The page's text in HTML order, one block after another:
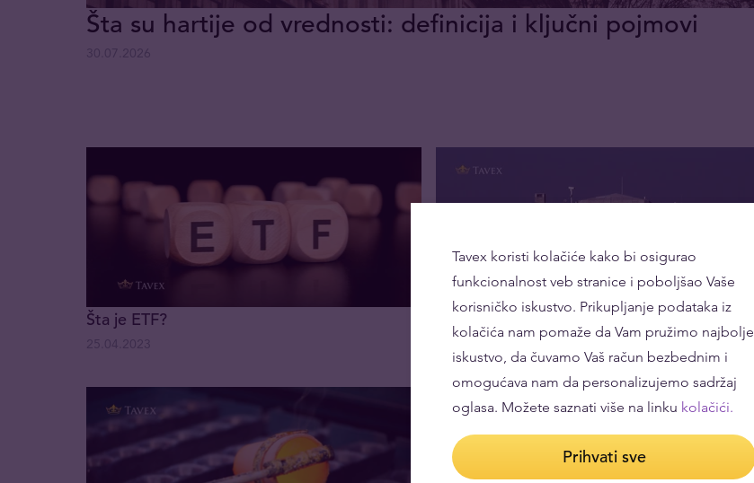
Šta su hartije od vrednosti: definicija i ključni pojmovi
Šta je ETF? Istina o zlatnim rezervama u Fort Noksu
Tavex koristi kolačiće kako bi osigurao
funkcionalnost veb stranice i poboljšao Vaše
korisničko iskustvo. Prikupljanje podataka iz
kolačića nam pomaže da Vam pružimo najbolje
iskustvo, da čuvamo Vaš račun bezbednim i
omogućava nam da personalizujemo sadržaj
oglasa. Možete saznati više na linku kolačići.
Prihvati sve